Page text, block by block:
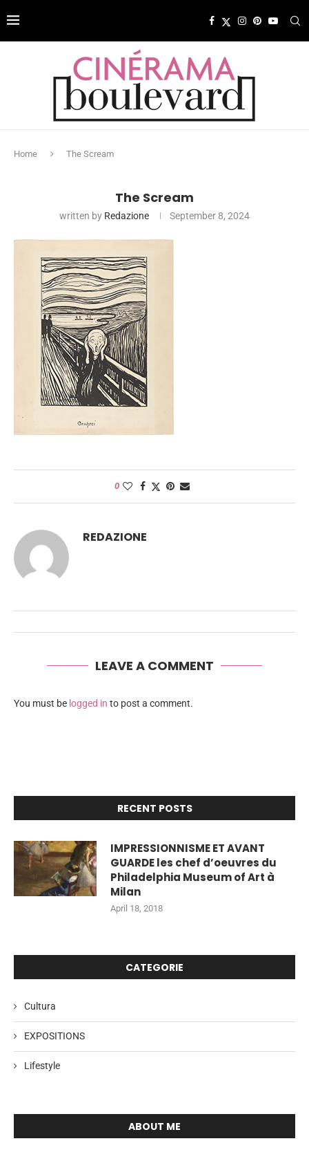
Home The Scream
The Scream
written by Redazione September 8, 2024
0
REDAZIONE
LEAVE A COMMENT
You must be logged in to post a comment.
RECENT POSTS
IMPRESSIONNISME ET AVANT
GUARDE les chef d’oeuvres du
Philadelphia Museum of Art à
Milan
April 18, 2018
CATEGORIE
Cultura
EXPOSITIONS
Lifestyle
ABOUT ME